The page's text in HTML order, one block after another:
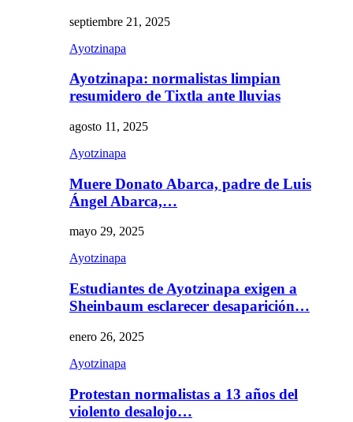
septiembre 21, 2025
Ayotzinapa
Ayotzinapa: normalistas limpian
resumidero de Tixtla ante lluvias
agosto 11, 2025
Ayotzinapa
Muere Donato Abarca, padre de Luis
Ángel Abarca,…
mayo 29, 2025
Ayotzinapa
Estudiantes de Ayotzinapa exigen a
Sheinbaum esclarecer desaparición…
enero 26, 2025
Ayotzinapa
Protestan normalistas a 13 años del
violento desalojo…